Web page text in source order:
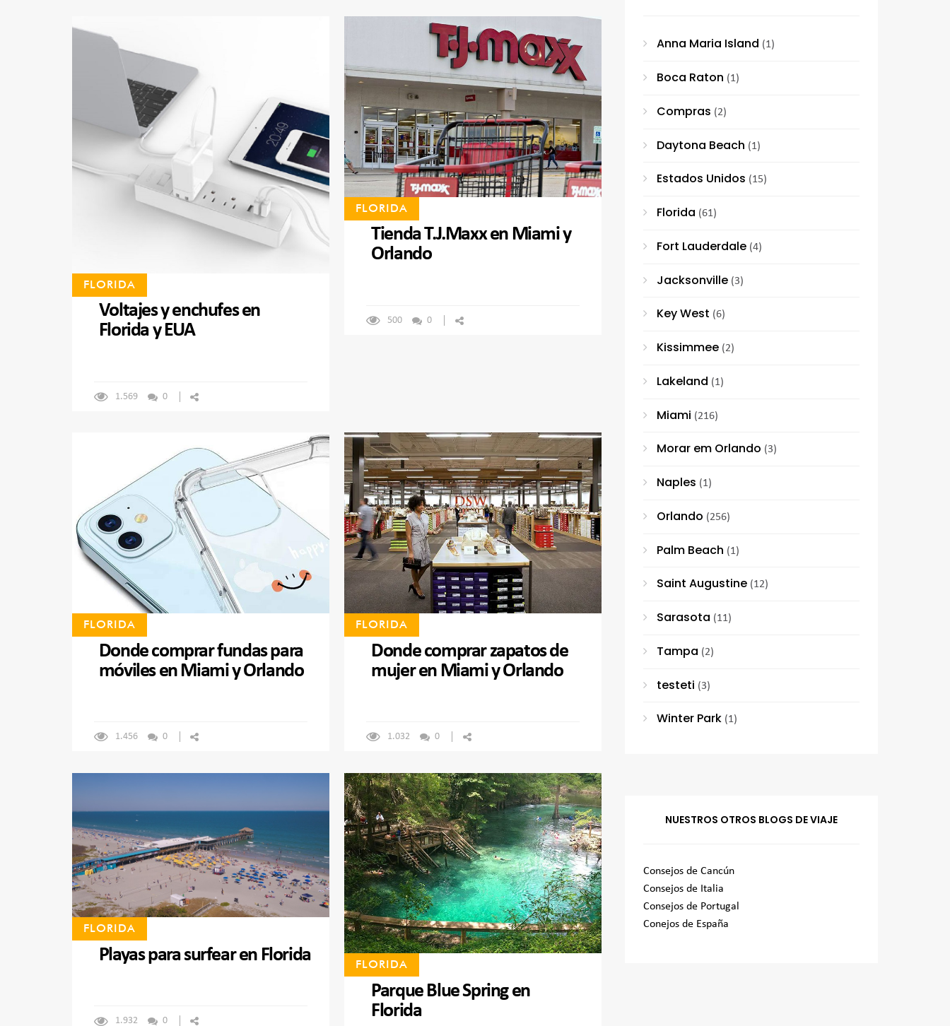
FLORIDA
Voltajes y enchufes en
Florida y EUA
1.569 0
FLORIDA
Tienda T.J.Maxx en Miami y
Orlando
500 0
FLORIDA
Donde comprar fundas para
móviles en Miami y Orlando
1.456 0
FLORIDA
Donde comprar zapatos de
mujer en Miami y Orlando
1.032 0
FLORIDA
Playas para surfear en Florida
1.932 0
FLORIDA
Parque Blue Spring en
Florida
Anna Maria Island (1)
Boca Raton (1)
Compras (2)
Daytona Beach (1)
Estados Unidos (15)
Florida (61)
Fort Lauderdale (4)
Jacksonville (3)
Key West (6)
Kissimmee (2)
Lakeland (1)
Miami (216)
Morar em Orlando (3)
Naples (1)
Orlando (256)
Palm Beach (1)
Saint Augustine (12)
Sarasota (11)
Tampa (2)
testeti (3)
Winter Park (1)
NUESTROS OTROS BLOGS DE VIAJE
Consejos de Cancún
Consejos de Italia
Consejos de Portugal
Conejos de España